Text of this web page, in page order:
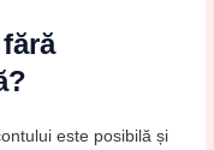
este posibilă și